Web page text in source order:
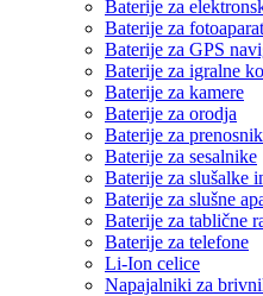
Baterije za
Baterije za
Baterije za GPS
Baterije za igralne
Baterije za kamere
Baterije za orodja
Baterije za
Baterije za sesalnike
Baterije za slušalke
Baterije za slušne
Baterije za tablične
Baterije za telefone
Li-Ion celice
Napajalniki za